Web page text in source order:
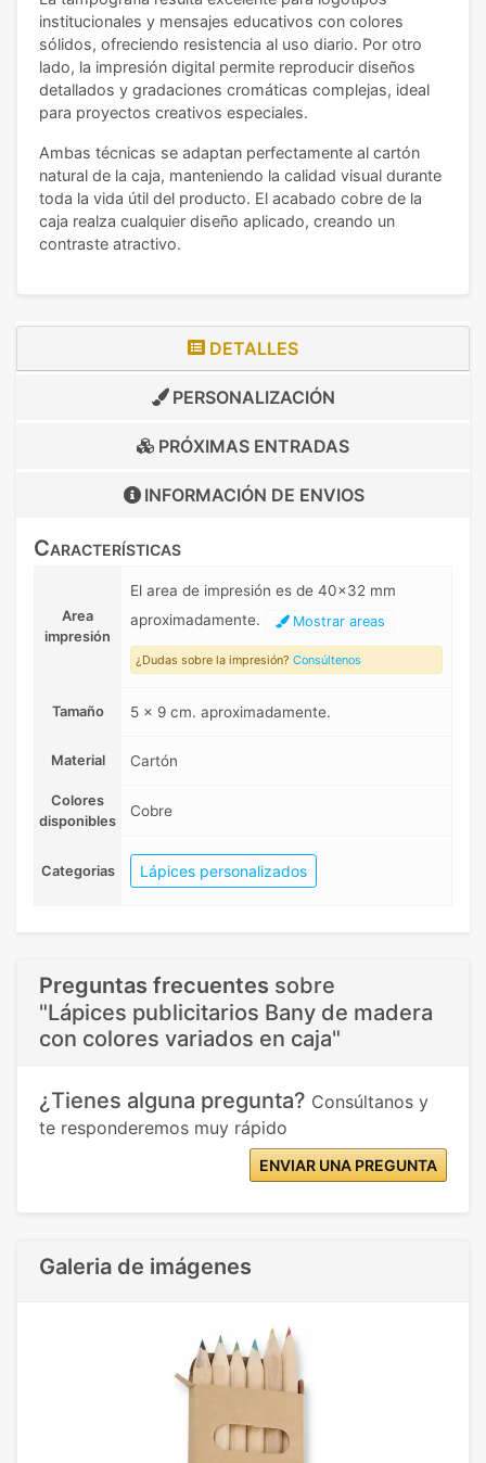
institucionales y mensajes educativos con colores
sólidos, ofreciendo resistencia al uso diario. Por otro
lado, la impresión digital permite reproducir diseños
detallados y gradaciones cromáticas complejas, ideal
para proyectos creativos especiales.
Ambas técnicas se adaptan perfectamente al cartón
natural de la caja, manteniendo la calidad visual durante
toda la vida útil del producto. El acabado cobre de la
caja realza cualquier diseño aplicado, creando un
contraste atractivo.
DETALLES
PERSONALIZACIÓN
PRÓXIMAS ENTRADAS
INFORMACIÓN DE ENVIOS
Características
Area
impresión
El area de impresión es de 40x32 mm
aproximadamente.
Mostrar areas
¿Dudas sobre la impresión? Consúltenos
Tamaño 5 x 9 cm. aproximadamente.
Material Cartón
Colores
disponibles
Cobre
Categorias Lápices personalizados
Preguntas frecuentes sobre
"Lápices publicitarios Bany de madera
con colores variados en caja"
¿Tienes alguna pregunta? Consúltanos y
te responderemos muy rápido
ENVIAR UNA PREGUNTA
Galeria de imágenes